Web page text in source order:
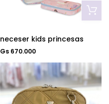
neceser kids princesas
Gs 670.000